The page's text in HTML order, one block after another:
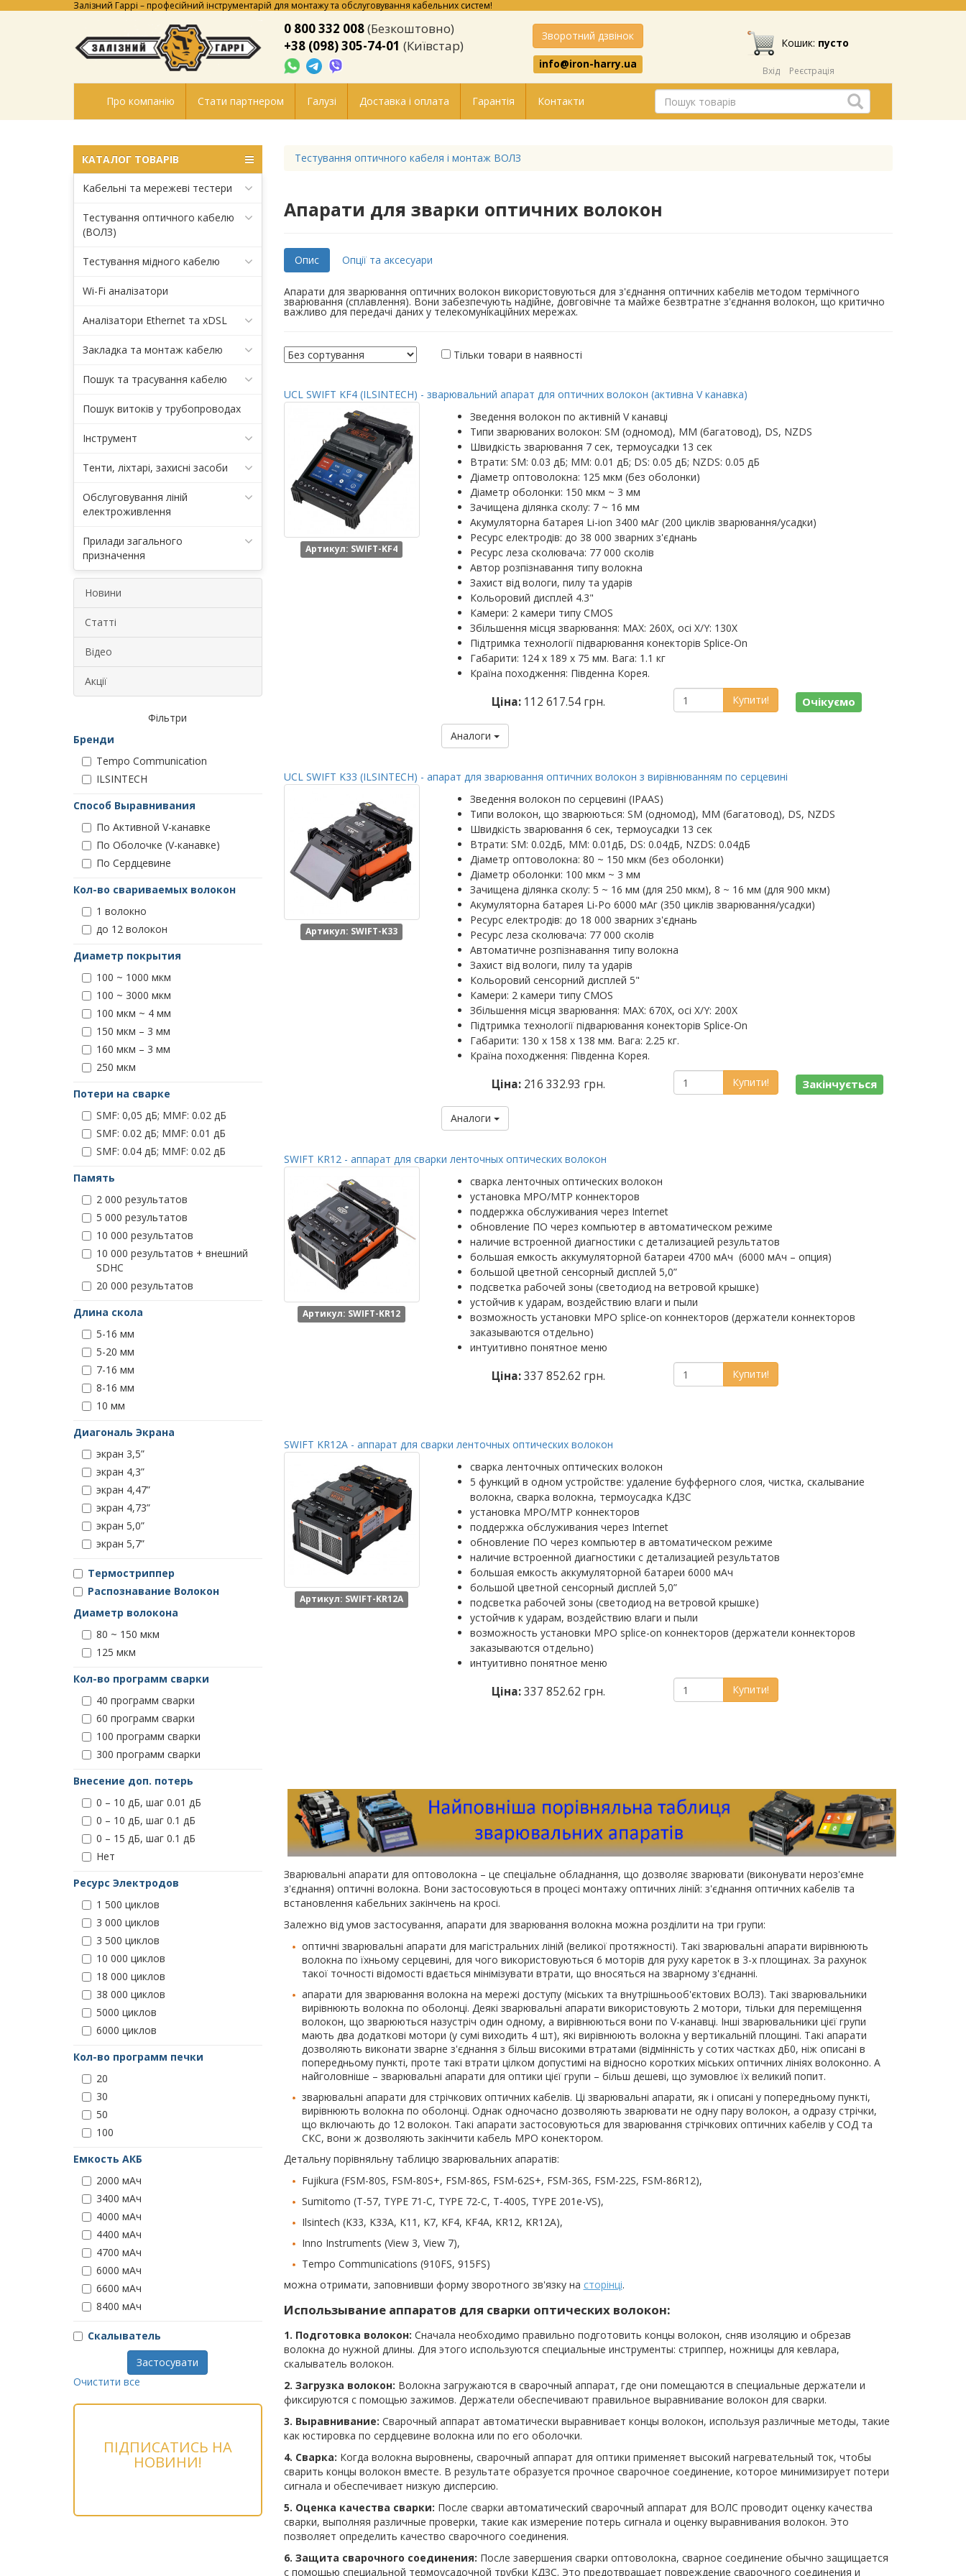
Залізний Гаррі – професійний інструментарій для монтажу та обслуговування кабельних систем!
0 800 332 008(Безкоштовно)
+38 (098) 305-74-01 (Київстар)
Зворотний дзвінок
info@iron-harry.ua
Кошик: пусто
Вхід Реєстрація
Про компанію Стати партнером Галузі Доставка і оплата Гарантія Контакти
КАТАЛОГ ТОВАРІВ
Кабельні та мережеві тестери
Тестування оптичного кабелю
(ВОЛЗ)
Тестування мідного кабелю
Wi-Fi аналізатори
Аналізатори Ethernet та xDSL
Закладка та монтаж кабелю
Пошук та трасування кабелю
Пошук витоків у трубопроводах
Інструмент
Тенти, ліхтарі, захисні засоби
Обслуговування ліній
електроживлення
Прилади загального
призначення
Новини
Статті
Відео
Акції
Фільтри
Бренди
Tempo Communication
ILSINTECH
Способ Выравнивания
По Активной V-канавке
По Оболочке (V-канавке)
По Сердцевине
Кол-во свариваемых волокон
1 волокно
до 12 волокон
Диаметр покрытия
100 ~ 1000 мкм
100 ~ 3000 мкм
100 мкм ~ 4 мм
150 мкм – 3 мм
160 мкм – 3 мм
250 мкм
Потери на сварке
SMF: 0,05 дБ; MMF: 0.02 дБ
SMF: 0.02 дБ; MMF: 0.01 дБ
SMF: 0.04 дБ; MMF: 0.02 дБ
Память
2 000 результатов
5 000 результатов
10 000 результатов
10 000 результатов + внешний
SDHC
20 000 результатов
Длина скола
5-16 мм
5-20 мм
7-16 мм
8-16 мм
10 мм
Диагональ Экрана
экран 3,5”
экран 4,3”
экран 4,47”
экран 4,73”
экран 5,0”
экран 5,7”
Термостриппер
Распознавание Волокон
Диаметр волокона
80 ~ 150 мкм
125 мкм
Кол-во программ сварки
40 программ сварки
60 программ сварки
100 программ сварки
300 программ сварки
Внесение доп. потерь
0 – 10 дБ, шаг 0.01 дБ
0 – 10 дБ, шаг 0.1 дБ
0 – 15 дБ, шаг 0.1 дБ
Нет
Ресурс Электродов
1 500 циклов
3 000 циклов
3 500 циклов
10 000 циклов
18 000 циклов
38 000 циклов
5000 циклов
6000 циклов
Кол-во программ печки
20
30
50
100
Емкость АКБ
2000 мАч
3400 мАч
4000 мАч
4400 мАч
4700 мАч
6000 мАч
6600 мАч
8400 мАч
Скалыватель
Застосувати
Очистити все
ПІДПИСАТИСЬ НА
НОВИНИ!
Тестування оптичного кабеля і монтаж ВОЛЗ
Апарати для зварки оптичних волокон
Опис Опції та аксесуари
Апарати для зварювання оптичних волокон використовуються для з'єднання оптичних кабелів методом термічного
зварювання (сплавлення). Вони забезпечують надійне, довговічне та майже безвтратне з'єднання волокон, що критично
важливо для передачі даних у телекомунікаційних мережах.
Тільки товари в наявності
UCL SWIFT KF4 (ILSINTECH) - зварювальний апарат для оптичних волокон (активна V канавка)
Артикул: SWIFT-KF4
Зведення волокон по активній V канавці
Типи зварюваних волокон: SM (одномод), MM (багатовод), DS, NZDS
Швидкість зварювання 7 сек, термоусадки 13 сек
Втрати: SM: 0.03 дБ; MM: 0.01 дБ; DS: 0.05 дБ; NZDS: 0.05 дБ
Діаметр оптоволокна: 125 мкм (без оболонки)
Діаметр оболонки: 150 мкм ~ 3 мм
Зачищена ділянка сколу: 7 ~ 16 мм
Акумуляторна батарея Li-ion 3400 мАг (200 циклів зварювання/усадки)
Ресурс електродів: до 38 000 зварних з'єднань
Ресурс леза сколювача: 77 000 сколів
Автор розпізнавання типу волокна
Захист від вологи, пилу та ударів
Кольоровий дисплей 4.3"
Камери: 2 камери типу CMOS
Збільшення місця зварювання: MAX: 260X, осі X/Y: 130X
Підтримка технології підварювання конекторів Splice-On
Габарити: 124 х 189 х 75 мм. Вага: 1.1 кг
Країна походження: Південна Корея.
Ціна: 112 617.54 грн.
Аналоги
Купити! Очікуємо
UCL SWIFT K33 (ILSINTECH) - апарат для зварювання оптичних волокон з вирівнюванням по серцевині
Артикул: SWIFT-K33
Зведення волокон по серцевині (IPAAS)
Типи волокон, що зварюються: SM (одномод), MM (багатовод), DS, NZDS
Швидкість зварювання 6 сек, термоусадки 13 сек
Втрати: SM: 0.02дБ, MM: 0.01дБ, DS: 0.04дБ, NZDS: 0.04дБ
Діаметр оптоволокна: 80 ~ 150 мкм (без оболонки)
Діаметр оболонки: 100 мкм ~ 3 мм
Зачищена ділянка сколу: 5 ~ 16 мм (для 250 мкм), 8 ~ 16 мм (для 900 мкм)
Акумуляторна батарея Li-Po 6000 мАг (350 циклів зварювання/усадки)
Ресурс електродів: до 18 000 зварних з'єднань
Ресурс леза сколювача: 77 000 сколів
Автоматичне розпізнавання типу волокна
Захист від вологи, пилу та ударів
Кольоровий сенсорний дисплей 5"
Камери: 2 камери типу CMOS
Збільшення місця зварювання: MAX: 670X, осі X/Y: 200X
Підтримка технології підварювання конекторів Splice-On
Габарити: 130 х 158 х 138 мм. Вага: 2.25 кг.
Країна походження: Південна Корея.
Ціна: 216 332.93 грн.
Аналоги
Купити! Закінчується
SWIFT KR12 - аппарат для сварки ленточных оптических волокон
Артикул: SWIFT-KR12
сварка ленточных оптических волокон
установка MPO/MTP коннекторов
поддержка обслуживания через Internet
обновление ПО через компьютер в автоматическом режиме
наличие встроенной диагностики с детализацией результатов
большая емкость аккумуляторной батареи 4700 мАч (6000 мАч – опция)
большой цветной сенсорный дисплей 5,0”
подсветка рабочей зоны (светодиод на ветровой крышке)
устойчив к ударам, воздействию влаги и пыли
возможность установки MPO splice-on коннекторов (держатели коннекторов
заказываются отдельно)
интуитивно понятное меню
Ціна: 337 852.62 грн. Купити!
SWIFT KR12A - аппарат для сварки ленточных оптических волокон
Артикул: SWIFT-KR12A
сварка ленточных оптических волокон
5 функций в одном устройстве: удаление буфферного слоя, чистка, скалывание
волокна, сварка волокна, термоусадка КДЗС
установка MPO/MTP коннекторов
поддержка обслуживания через Internet
обновление ПО через компьютер в автоматическом режиме
наличие встроенной диагностики с детализацией результатов
большая емкость аккумуляторной батареи 6000 мАч
большой цветной сенсорный дисплей 5,0”
подсветка рабочей зоны (светодиод на ветровой крышке)
устойчив к ударам, воздействию влаги и пыли
возможность установки MPO splice-on коннекторов (держатели коннекторов
заказываются отдельно)
интуитивно понятное меню
Ціна: 337 852.62 грн. Купити!
Зварювальні апарати для оптоволокна – це спеціальне обладнання, що дозволяє зварювати (виконувати нероз'ємне
з'єднання) оптичні волокна. Вони застосовуються в процесі монтажу оптичних ліній: з'єднання оптичних кабелів та
встановлення кабельних закінчень на кросі.
Залежно від умов застосування, апарати для зварювання волокна можна розділити на три групи:
оптичні зварювальні апарати для магістральних ліній (великої протяжності). Такі зварювальні апарати вирівнюють
волокна по їхньому серцевині, для чого використовуються 6 моторів для руху кареток в 3-х площинах. За рахунок
такої точності відомості вдається мінімізувати втрати, що вносяться на зварному з'єднанні.
апарати для зварювання волокна на мережі доступу (міських та внутрішньооб'єктових ВОЛЗ). Такі зварювальники
вирівнюють волокна по оболонці. Деякі зварювальні апарати використовують 2 мотори, тільки для переміщення
волокон, що зварюються назустріч один одному, а вирівнюються вони по V-канавці. Інші зварювальники цієї групи
мають два додаткові мотори (у сумі виходить 4 шт), які вирівнюють волокна у вертикальній площині. Такі апарати
дозволяють виконати зварне з'єднання з більш високими втратами (відмінність у сотих частках дБ0, ніж описані в
попередньому пункті, проте такі втрати цілком допустимі на відносно коротких міських оптичних лініях волоконно. А
найголовніше – зварювальні апарати для оптики цієї групи – більш дешеві, що зумовлює їх великий попит.
зварювальні апарати для стрічкових оптичних кабелів. Ці зварювальні апарати, як і описані у попередньому пункті,
вирівнюють волокна по оболонці. Однак одночасно дозволяють зварювати не одну пару волокон, а одразу стрічки,
що включають до 12 волокон. Такі апарати застосовуються для зварювання стрічкових оптичних кабелів у СОД та
СКС, вони ж дозволяють закінчити кабель MPO конектором.
Детальну порівняльну таблицю зварювальних апаратів:
Fujikura (FSM-80S, FSM-80S+, FSM-86S, FSM-62S+, FSM-36S, FSM-22S, FSM-86R12),
Sumitomo (T-57, TYPE 71-C, TYPE 72-C, T-400S, TYPE 201e-VS),
Ilsintech (K33, K33A, K11, K7, KF4, KF4A, KR12, KR12A),
Inno Instruments (View 3, View 7),
Tempo Communications (910FS, 915FS)
можна отримати, заповнивши форму зворотного зв'язку на сторінці.
Использывание аппаратов для сварки оптических волокон:
1. Подготовка волокон: Сначала необходимо правильно подготовить концы волокон, сняв изоляцию и обрезав
волокна до нужной длины. Для этого используются специальные инструменты: стриппер, ножницы для кевлара,
скалыватель волокон.
2. Загрузка волокон: Волокна загружаются в сварочный аппарат, где они помещаются в специальные держатели и
фиксируются с помощью зажимов. Держатели обеспечивают правильное выравнивание волокон для сварки.
3. Выравнивание: Сварочный аппарат автоматически выравнивает концы волокон, используя различные методы, такие
как юстировка по сердцевине волокна или по его оболочки.
4. Сварка: Когда волокна выровнены, сварочный аппарат для оптики применяет высокий нагревательный ток, чтобы
сварить концы волокон вместе. В результате образуется прочное сварочное соединение, которое минимизирует потери
сигнала и обеспечивает низкую дисперсию.
5. Оценка качества сварки: После сварки автоматический сварочный аппарат для ВОЛС проводит оценку качества
сварки, выполняя различные проверки, такие как измерение потерь сигнала и оценку выравнивания волокон. Это
позволяет определить качество сварочного соединения.
6. Защита сварочного соединения: После завершения сварки оптоволокна, сварное соединение обычно защищается
с помощью специальной термоусадочной трубки КДЗС. Это предотвращает повреждение сварочного соединения и